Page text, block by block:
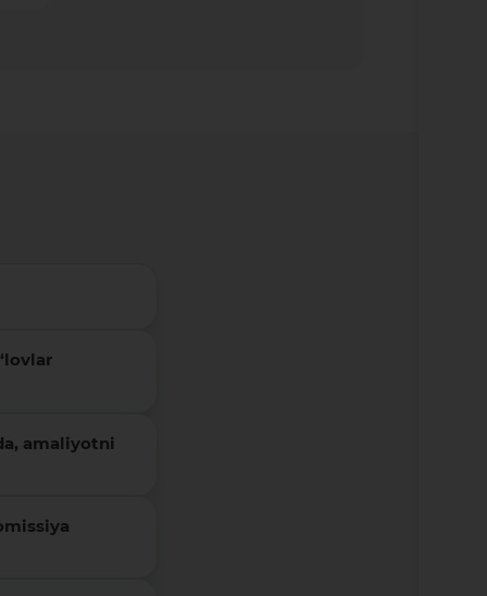
amaliyotni